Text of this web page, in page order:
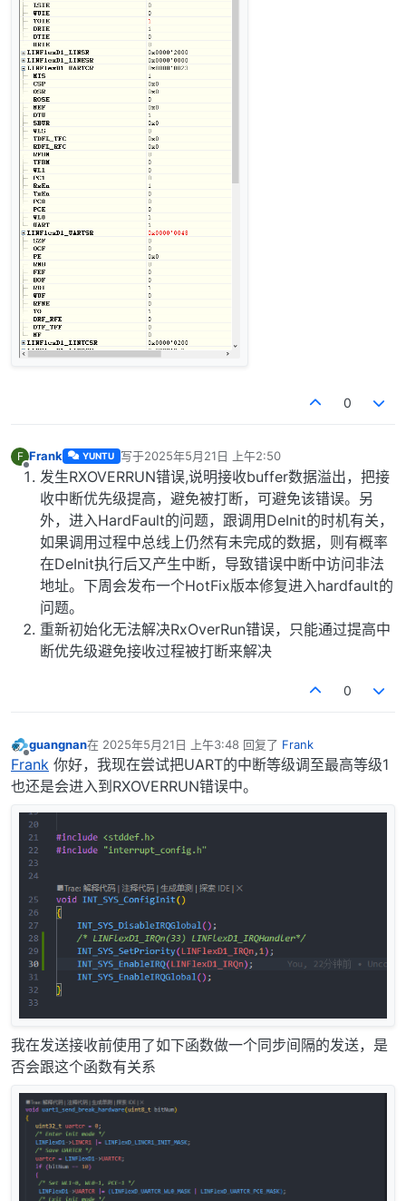
0
F
离线
Frank YUNTU 写于2025年5月21日 上午2:50
最后由 编辑
发生RXOVERRUN错误,说明接收buffer数据溢出，把接
收中断优先级提高，避免被打断，可避免该错误。另
外，进入HardFault的问题，跟调用DeInit的时机有关，
如果调用过程中总线上仍然有未完成的数据，则有概率
在DeInit执行后又产生中断，导致错误中断中访问非法
地址。下周会发布一个HotFix版本修复进入hardfault的
问题。
重新初始化无法解决RxOverRun错误，只能通过提高中
断优先级避免接收过程被打断来解决
0
离线
guangnan在 2025年5月21日 上午3:48 回复了 Frank
最后由 编辑
Frank 你好，我现在尝试把UART的中断等级调至最高等级1
也还是会进入到RXOVERRUN错误中。
我在发送接收前使用了如下函数做一个同步间隔的发送，是
否会跟这个函数有关系